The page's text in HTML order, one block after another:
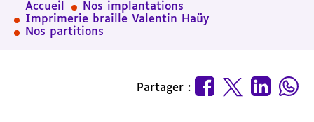
Accueil
Nos implantations
Imprimerie braille Valentin Haüy
Nos partitions
Partager :